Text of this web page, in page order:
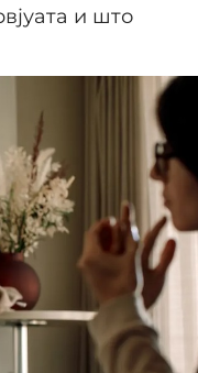
и што